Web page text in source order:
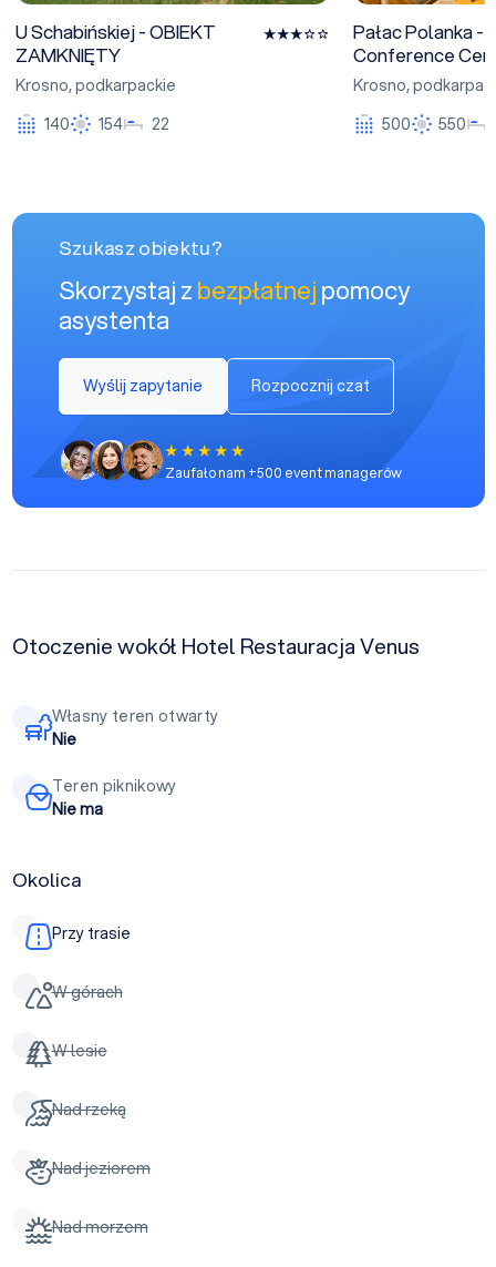
U Schabińskiej - OBIEKT
ZAMKNIĘTY
Krosno,podkarpackie
140
154 22
Pałac Polanka -
Conference
Krosno,
500
550
Szukasz obiektu?
Skorzystaj zbezpłatnejpomocy
asystenta
Wyślij zapytanie Rozpocznij czat
Zaufało nam +500 event managerów
Otoczenie wokół Hotel Restauracja Venus
Własny teren otwarty
Nie
Teren piknikowy
Nie ma
Okolica
Przy trasie
W górach
W lesie
Nad rzeką
Nad jeziorem
Nad morzem